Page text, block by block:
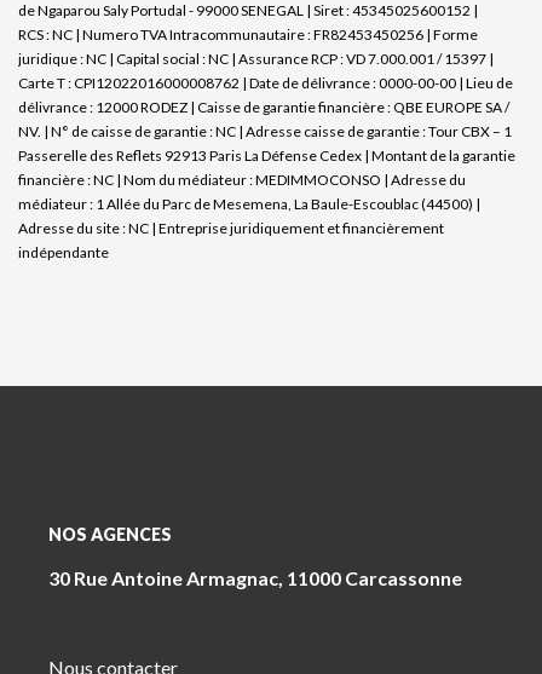
de Ngaparou Saly Portudal - 99000 SENEGAL | Siret : 45345025600152 |
RCS : NC | Numero TVA Intracommunautaire : FR82453450256 | Forme
juridique : NC | Capital social : NC | Assurance RCP : VD 7.000.001 / 15397 |
Carte T : CPI12022016000008762 | Date de délivrance : 0000-00-00 | Lieu de
délivrance : 12000 RODEZ | Caisse de garantie financière : QBE EUROPE SA /
NV. | N° de caisse de garantie : NC | Adresse caisse de garantie : Tour CBX – 1
Passerelle des Reflets 92913 Paris La Défense Cedex | Montant de la garantie
financière : NC | Nom du médiateur : MEDIMMOCONSO | Adresse du
médiateur : 1 Allée du Parc de Mesemena, La Baule-Escoublac (44500) |
Adresse du site : NC | Entreprise juridiquement et financièrement
indépendante
NOS AGENCES
30 Rue Antoine Armagnac, 11000 Carcassonne
Nous contacter